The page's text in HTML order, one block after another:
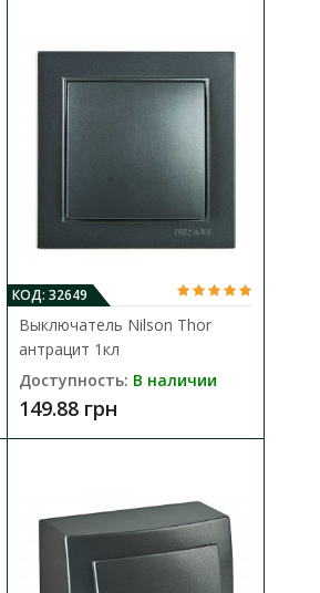
В КОРЗИНУ
В закладки
КОД: 32649
Выключатель Nilson Thor
антрацит 1кл
Доступность: В наличии
149.88 грн